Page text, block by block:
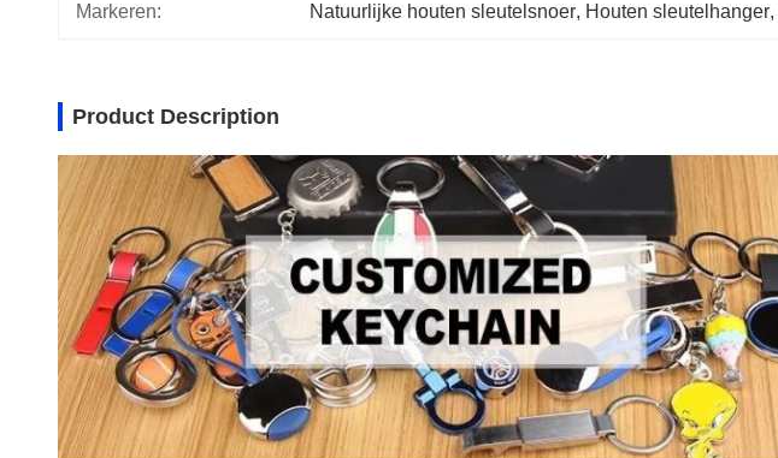
Markeren: Natuurlijke houten sleutelsnoer, Houten sleutelhanger,
Product Description